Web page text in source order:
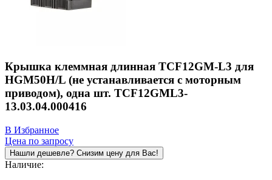
Крышка клеммная длинная TCF12GM-L3 для
HGM50H/L (не устанавливается с моторным
приводом), одна шт. TCF12GML3-
13.03.04.000416
В Избранное
Цена по запросу
Нашли дешевле? Снизим цену для Вас!
Наличие: